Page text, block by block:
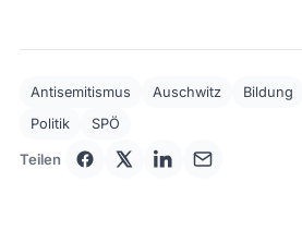
Antisemitismus Auschwitz Bildung
Politik
SPÖ
Teilen